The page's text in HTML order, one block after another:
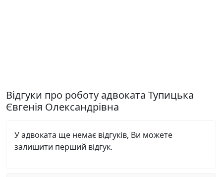
Відгуки про роботу адвоката Тупицька
Євгенія Олександрівна
У адвоката ще немає відгуків, Ви можете
залишити перший відгук.